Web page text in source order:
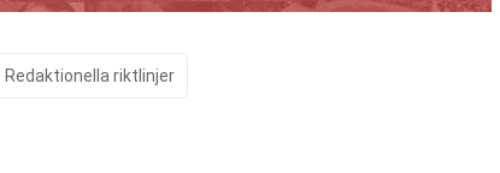
Redaktionella riktlinjer